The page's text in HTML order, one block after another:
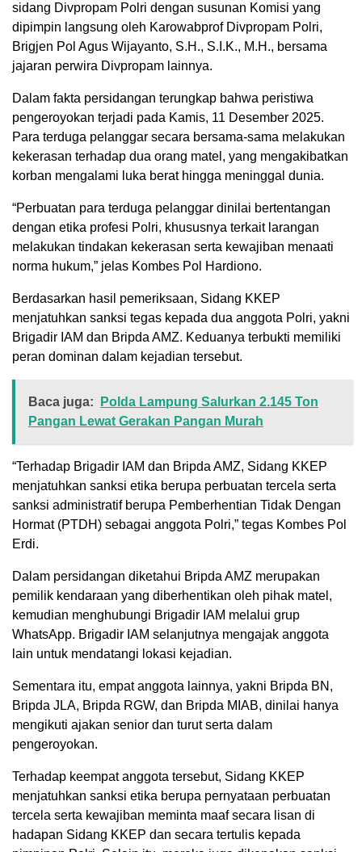
sidang Divpropam Polri dengan susunan Komisi yang
dipimpin langsung oleh Karowabprof Divpropam Polri,
Brigjen Pol Agus Wijayanto, S.H., S.I.K., M.H., bersama
jajaran perwira Divpropam lainnya.
Dalam fakta persidangan terungkap bahwa peristiwa
pengeroyokan terjadi pada Kamis, 11 Desember 2025.
Para terduga pelanggar secara bersama-sama melakukan
kekerasan terhadap dua orang matel, yang mengakibatkan
korban mengalami luka berat hingga meninggal dunia.
“Perbuatan para terduga pelanggar dinilai bertentangan
dengan etika profesi Polri, khususnya terkait larangan
melakukan tindakan kekerasan serta kewajiban menaati
norma hukum,” jelas Kombes Pol Hardiono.
Berdasarkan hasil pemeriksaan, Sidang KKEP
menjatuhkan sanksi tegas kepada dua anggota Polri, yakni
Brigadir IAM dan Bripda AMZ. Keduanya terbukti memiliki
peran dominan dalam kejadian tersebut.
Baca juga:
Polda Lampung Salurkan 2.145 Ton
Pangan Lewat Gerakan Pangan Murah
“Terhadap Brigadir IAM dan Bripda AMZ, Sidang KKEP
menjatuhkan sanksi etika berupa perbuatan tercela serta
sanksi administratif berupa Pemberhentian Tidak Dengan
Hormat (PTDH) sebagai anggota Polri,” tegas Kombes Pol
Erdi.
Dalam persidangan diketahui Bripda AMZ merupakan
pemilik kendaraan yang diberhentikan oleh pihak matel,
kemudian menghubungi Brigadir IAM melalui grup
WhatsApp. Brigadir IAM selanjutnya mengajak anggota
lain untuk mendatangi lokasi kejadian.
Sementara itu, empat anggota lainnya, yakni Bripda BN,
Bripda JLA, Bripda RGW, dan Bripda MIAB, dinilai hanya
mengikuti ajakan senior dan turut serta dalam
pengeroyokan.
Terhadap keempat anggota tersebut, Sidang KKEP
menjatuhkan sanksi etika berupa pernyataan perbuatan
tercela serta kewajiban meminta maaf secara lisan di
hadapan Sidang KKEP dan secara tertulis kepada